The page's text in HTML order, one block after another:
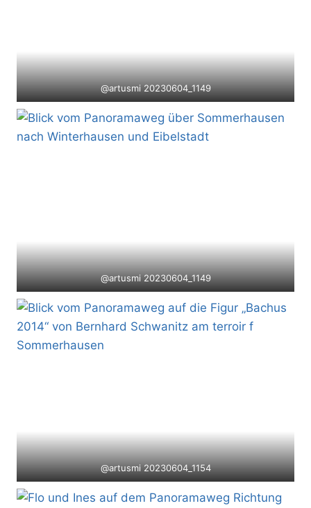
@artusmi 20230604_1149
@artusmi 20230604_1149
@artusmi 20230604_1154